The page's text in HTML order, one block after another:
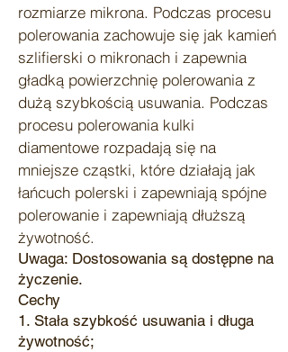
rozmiarze mikrona. Podczas procesu
polerowania zachowuje się jak kamień
szlifierski o mikronach i zapewnia
gładką powierzchnię polerowania z
dużą szybkością usuwania. Podczas
procesu polerowania kulki
diamentowe rozpadają się na
mniejsze cząstki, które działają jak
łańcuch polerski i zapewniają spójne
polerowanie i zapewniają dłuższą
żywotność.
Uwaga: Dostosowania są dostępne na
życzenie.
Cechy
1. Stała szybkość usuwania i długa
żywotność;